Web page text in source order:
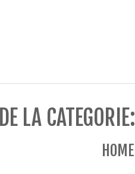
LA CATÉGORIE:
HOME